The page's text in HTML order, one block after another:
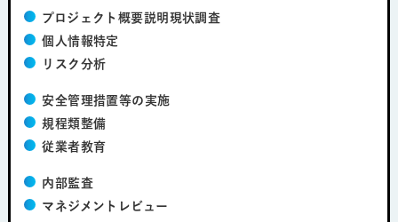
プロジェクト概要説明現状調査
個人情報特定
リスク分析
安全管理措置等の実施
規程類整備
従業者教育
内部監査
マネジメントレビュー